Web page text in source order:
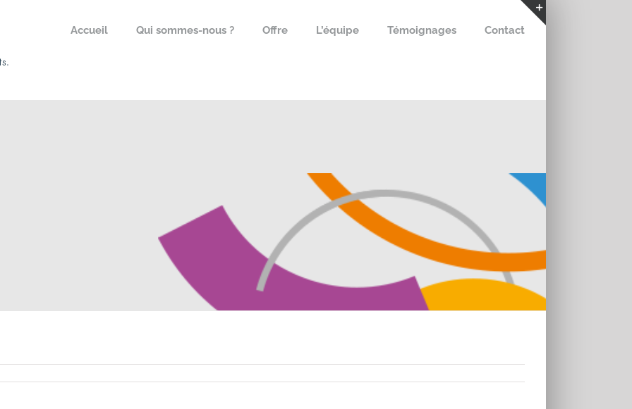
Accueil Qui sommes-nous ? Offre L’équipe Témoignages Contact
la